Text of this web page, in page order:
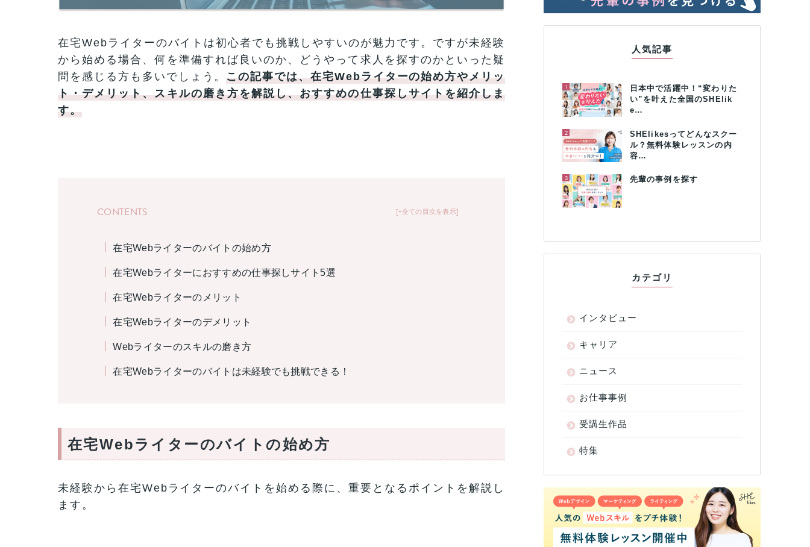
在宅Webライターのバイトは初心者でも挑戦しやすいのが魅力です。ですが未経験
から始める場合、何を準備すれば良いのか、どうやって求人を探すのかといった疑
問を感じる方も多いでしょう。この記事では、在宅Webライターの始め方やメリッ
ト・デメリット、スキルの磨き方を解説し、おすすめの仕事探しサイトを紹介しま
す。
+全ての目次を表示
CONTENTS
在宅Webライターのバイトの始め方
在宅Webライターにおすすめの仕事探しサイト5選
在宅Webライターのメリット
在宅Webライターのデメリット
Webライターのスキルの磨き方
在宅Webライターのバイトは未経験でも挑戦できる！
在宅Webライターのバイトの始め方
未経験から在宅Webライターのバイトを始める際に、重要となるポイントを解説し
ます。
人気記事
1
日本中で活躍中！“変わりた
い”を叶えた全国のSHElik
e…
2
SHElikesってどんなスクー
ル？無料体験レッスンの内
容…
3 先輩の事例を探す
カテゴリ
インタビュー
キャリア
ニュース
お仕事事例
受講生作品
特集